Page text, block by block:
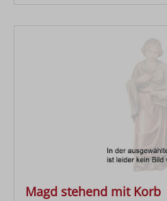
Magd stehend mit Korb